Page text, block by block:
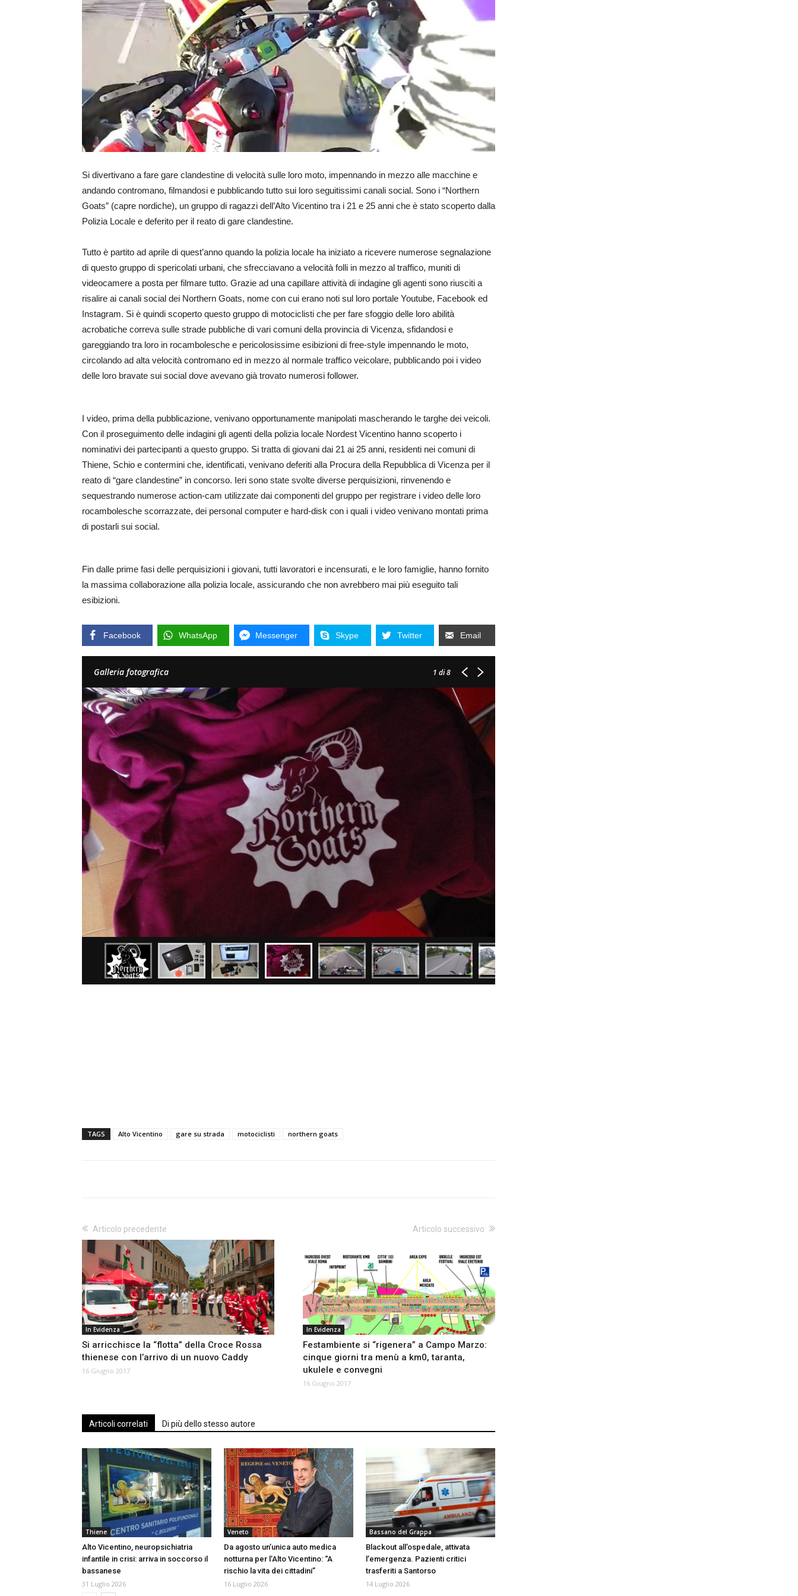
Si divertivano a fare gare clandestine di velocità sulle loro moto, impennando in mezzo alle macchine e
andando contromano, filmandosi e pubblicando tutto sui loro seguitissimi canali social. Sono i “Northern
Goats” (capre nordiche), un gruppo di ragazzi dell’Alto Vicentino tra i 21 e 25 anni che è stato scoperto dalla
Polizia Locale e deferito per il reato di gare clandestine.
Tutto è partito ad aprile di quest’anno quando la polizia locale ha iniziato a ricevere numerose segnalazione
di questo gruppo di spericolati urbani, che sfrecciavano a velocità folli in mezzo al traffico, muniti di
videocamere a posta per filmare tutto. Grazie ad una capillare attività di indagine gli agenti sono riusciti a
risalire ai canali social dei Northern Goats, nome con cui erano noti sul loro portale Youtube, Facebook ed
Instagram. Si è quindi scoperto questo gruppo di motociclisti che per fare sfoggio delle loro abilità
acrobatiche correva sulle strade pubbliche di vari comuni della provincia di Vicenza, sfidandosi e
gareggiando tra loro in rocambolesche e pericolosissime esibizioni di free-style impennando le moto,
circolando ad alta velocità contromano ed in mezzo al normale traffico veicolare, pubblicando poi i video
delle loro bravate sui social dove avevano già trovato numerosi follower.
I video, prima della pubblicazione, venivano opportunamente manipolati mascherando le targhe dei veicoli.
Con il proseguimento delle indagini gli agenti della polizia locale Nordest Vicentino hanno scoperto i
nominativi dei partecipanti a questo gruppo. Si tratta di giovani dai 21 ai 25 anni, residenti nei comuni di
Thiene, Schio e contermini che, identificati, venivano deferiti alla Procura della Repubblica di Vicenza per il
reato di “gare clandestine” in concorso. Ieri sono state svolte diverse perquisizioni, rinvenendo e
sequestrando numerose action-cam utilizzate dai componenti del gruppo per registrare i video delle loro
rocambolesche scorrazzate, dei personal computer e hard-disk con i quali i video venivano montati prima
di postarli sui social.
Fin dalle prime fasi delle perquisizioni i giovani, tutti lavoratori e incensurati, e le loro famiglie, hanno fornito
la massima collaborazione alla polizia locale, assicurando che non avrebbero mai più eseguito tali
esibizioni.
Facebook WhatsApp Messenger Skype Twitter Email
Galleria fotografica 1 di 8
TAGS Alto Vicentino gare su strada motociclisti northern goats
Articolo precedente
In Evidenza
Si arricchisce la “flotta” della Croce Rossa
thienese con l’arrivo di un nuovo Caddy
16 Giugno 2017
Articolo successivo
In Evidenza
Festambiente si “rigenera” a Campo Marzo:
cinque giorni tra menù a km0, taranta,
ukulele e convegni
16 Giugno 2017
Articoli correlati Di più dello stesso autore
Thiene
Alto Vicentino, neuropsichiatria
infantile in crisi: arriva in soccorso il
bassanese
31 Luglio 2026
Veneto
Da agosto un’unica auto medica
notturna per l’Alto Vicentino: “A
rischio la vita dei cittadini”
16 Luglio 2026
Bassano del Grappa
Blackout all’ospedale, attivata
l’emergenza. Pazienti critici
trasferiti a Santorso
14 Luglio 2026